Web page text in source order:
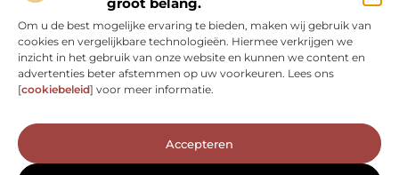
Om u de best mogelijke ervaring te bieden, maken wij gebruik van
cookies en vergelijkbare technologieën. Hiermee verkrijgen we
inzicht in het gebruik van onze website en kunnen we content en
advertenties beter afstemmen op uw voorkeuren. Lees ons
[cookiebeleid] voor meer informatie.
Accepteren
Welkom bij een uitgebreid overzicht van Notaris
Hoogeveen, jouw betrouwbare partner in alle juridische